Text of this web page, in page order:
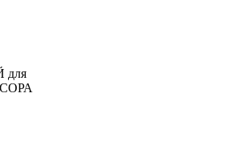
для